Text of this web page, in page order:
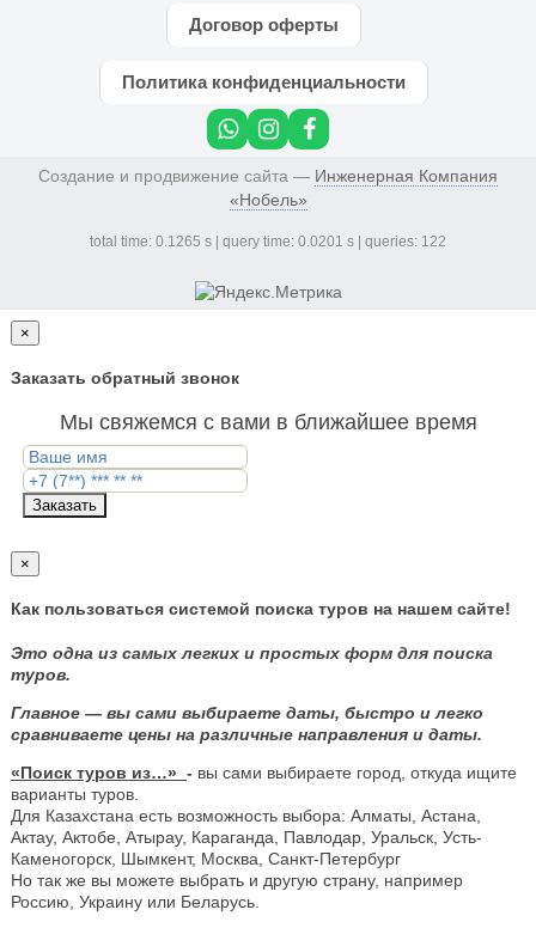
Договор оферты
Политика конфиденциальности
Создание и продвижение сайта — Инженерная Компания
«Нобель»
total time: 0.1265 s | query time: 0.0201 s | queries: 122
×
Заказать обратный звонок
Мы свяжемся с вами в ближайшее время
Заказать
×
Как пользоваться системой поиска туров на нашем сайте!
Это одна из самых легких и простых форм для поиска
туров.
Главное — вы сами выбираете даты, быстро и легко
сравниваете цены на различные направления и даты.
«Поиск туров из…» - вы сами выбираете город, откуда ищите
варианты туров.
Для Казахстана есть возможность выбора: Алматы, Астана,
Актау, Актобе, Атырау, Караганда, Павлодар, Уральск, Усть-
Каменогорск, Шымкент, Москва, Санкт-Петербург
Но так же вы можете выбрать и другую страну, например
Россию, Украину или Беларусь.